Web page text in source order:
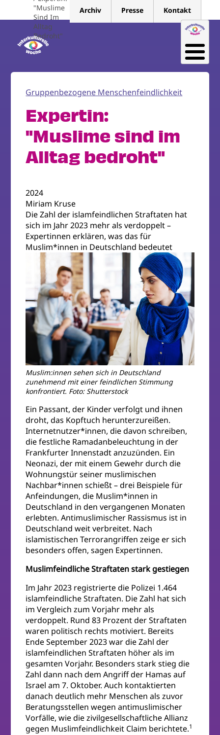
"Muslime
Sind Im
Alltag
Bedroht"
Archiv Presse Kontakt
Gruppenbezogene Menschenfeindlichkeit
Expertin:
"Muslime sind im
Alltag bedroht"
2024
Miriam Kruse
Die Zahl der islamfeindlichen Straftaten hat
sich im Jahr 2023 mehr als verdoppelt –
Expertinnen erklären, was das für
Muslim*innen in Deutschland bedeutet
Muslim:innen sehen sich in Deutschland
zunehmend mit einer feindlichen Stimmung
konfrontiert. Foto: Shutterstock
Ein Passant, der Kinder verfolgt und ihnen
droht, das Kopftuch herunterzureißen.
Internetnutzer*innen, die davon schreiben,
die festliche Ramadanbeleuchtung in der
Frankfurter Innenstadt anzuzünden. Ein
Neonazi, der mit einem Gewehr durch die
Wohnungstür seiner muslimischen
Nachbar*innen schießt – drei Beispiele für
Anfeindungen, die Muslim*innen in
Deutschland in den vergangenen Monaten
erlebten. Antimuslimischer Rassismus ist in
Deutschland weit verbreitet. Nach
islamistischen Terrorangriffen zeige er sich
besonders offen, sagen Expertinnen.
Muslimfeindliche Straftaten stark gestiegen
Im Jahr 2023 registrierte die Polizei 1.464
islamfeindliche Straftaten. Die Zahl hat sich
im Vergleich zum Vorjahr mehr als
verdoppelt. Rund 83 Prozent der Straftaten
waren politisch rechts motiviert. Bereits
Ende September 2023 war die Zahl der
islamfeindlichen Straftaten höher als im
gesamten Vorjahr. Besonders stark stieg die
Zahl dann nach dem Angriff der Hamas auf
Israel am 7. Oktober. Auch kontaktierten
danach deutlich mehr Menschen als zuvor
Beratungsstellen wegen antimuslimischer
Vorfälle, wie die zivilgesellschaftliche Allianz
gegen Muslimfeindlichkeit Claim berichtete.1